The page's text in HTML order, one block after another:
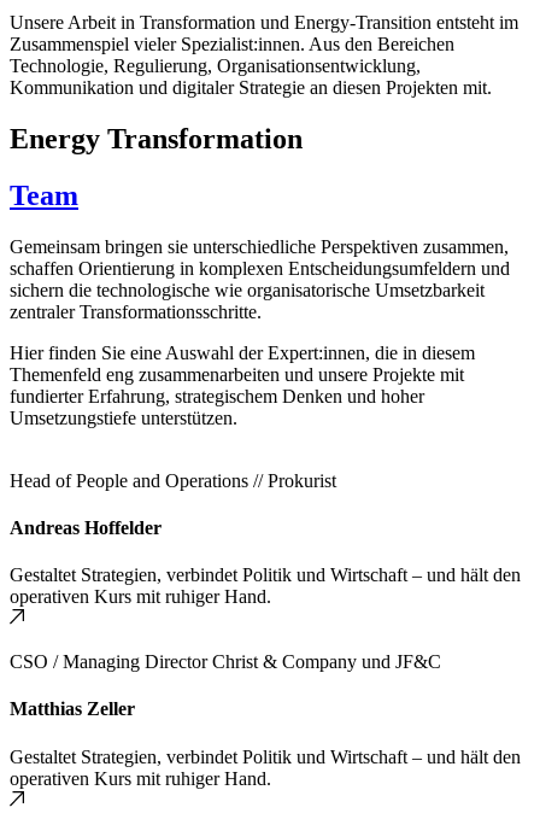
Unsere Arbeit in Transformation und Energy-Transition entsteht im
Zusammenspiel vieler Spezialist:innen. Aus den Bereichen
Technologie, Regulierung, Organisationsentwicklung,
Kommunikation und digitaler Strategie an diesen Projekten mit.
Energy Transformation
Team
Gemeinsam bringen sie unterschiedliche Perspektiven zusammen,
schaffen Orientierung in komplexen Entscheidungsumfeldern und
sichern die technologische wie organisatorische Umsetzbarkeit
zentraler Transformationsschritte.
Hier finden Sie eine Auswahl der Expert:innen, die in diesem
Themenfeld eng zusammenarbeiten und unsere Projekte mit
fundierter Erfahrung, strategischem Denken und hoher
Umsetzungstiefe unterstützen.
Head of People and Operations // Prokurist
Andreas Hoffelder
Gestaltet Strategien, verbindet Politik und Wirtschaft – und hält den
operativen Kurs mit ruhiger Hand.
CSO / Managing Director Christ & Company und JF&C
Matthias Zeller
Gestaltet Strategien, verbindet Politik und Wirtschaft – und hält den
operativen Kurs mit ruhiger Hand.